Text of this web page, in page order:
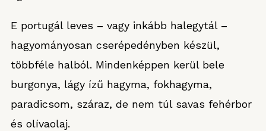
E portugál leves – vagy inkább halegytál –
hagyományosan cserépedényben készül,
többféle halból. Mindenképpen kerül bele
burgonya, lágy ízű hagyma, fokhagyma,
paradicsom, száraz, de nem túl savas fehérbor
és olívaolaj.